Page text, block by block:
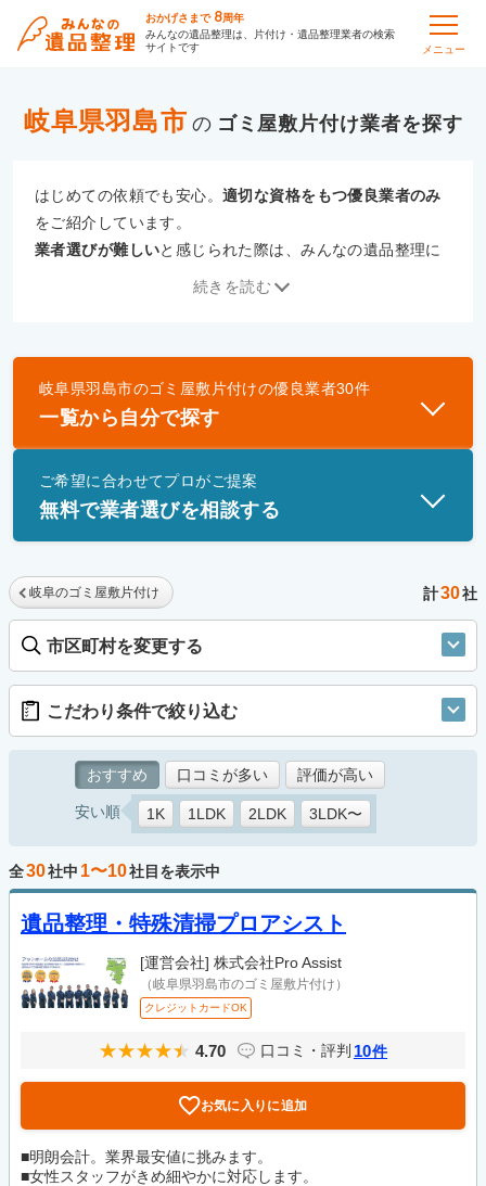
おかげさまで 8周年
みんなの遺品整理は、片付け・遺品整理業者の検索
サイトです
メニュー
岐阜県羽島市 の ゴミ屋敷片付け
はじめての依頼でも安心。適切な資格をもつ優良業者のみ
をご紹介しています。
業者選びが難しいと感じられた際は、みんなの遺品整理に
優良業者とは
一般財団法人遺品整理認定協会、および一般社団法
士」資格を持つ事業者のみ掲載しています。
続きを読む
岐阜県羽島市のゴミ屋敷片付けの優良業者30件
一覧から自分で探す
ご希望に合わせてプロがご提案
無料で業者選びを相談する
岐阜のゴミ屋敷片付け 計30社
市区町村を変更する
こだわり条件で絞り込む
おすすめ 口コミが多い 評価が高い
安い順 1K 1LDK 2LDK 3LDK〜
全30社中 1〜10社目を表示中
遺品整理・特殊清掃プロアシスト
[運営会社] 株式会社Pro Assist
（岐阜県羽島市のゴミ屋敷片付け）
クレジットカードOK
4.70 口コミ・評判 10件
お気に入りに追加
■明朗会計。業界最安値に挑みます。
■女性スタッフがきめ細やかに対応します。